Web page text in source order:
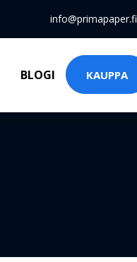
info@primapaper.fi
BLOGI KAUPPA